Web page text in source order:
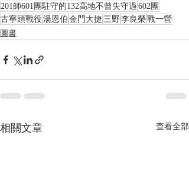
201師601團駐守的132高地不曾失守過 602團
古寧頭戰役湯恩伯 金門大捷 三野李良榮戰一營
圖書
相關文章 查看全部